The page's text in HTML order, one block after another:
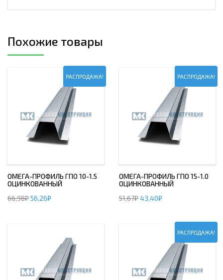
Похожие товары
РАСПРОДАЖА!
ОМЕГА-ПРОФИЛЬ ГПО 10-1.5
ОЦИНКОВАННЫЙ
66,98₽56,26₽
РАСПРОДАЖА!
ОМЕГА-ПРОФИЛЬ ГПО 15-1.0
ОЦИНКОВАННЫЙ
51,67₽43,40₽
РАСПРОДАЖА!